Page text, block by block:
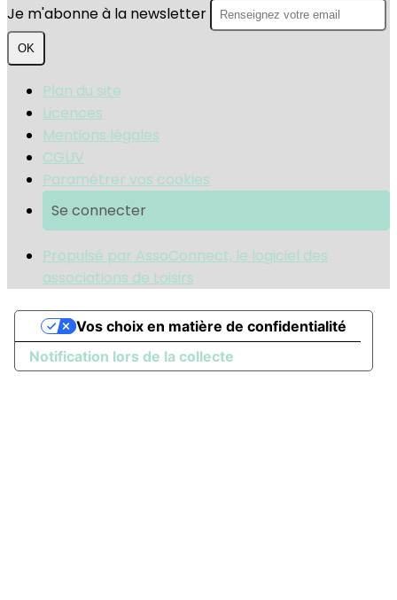
Je m'abonne à la newsletter
OK
Plan du site
Licences
Mentions légales
CGUV
Paramétrer vos cookies
Se connecter
Propulsé par AssoConnect, le logiciel des
associations de Loisirs
Notification lors de la collecte
Vos choix en matière de confidentialité